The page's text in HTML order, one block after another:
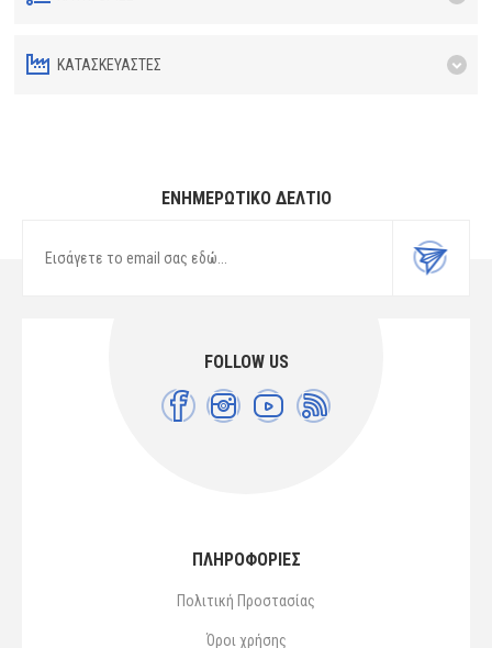
ΚΑΤΑΣΚΕΥΑΣΤΈΣ
ΕΝΗΜΕΡΩΤΙΚΌ ΔΕΛΤΊΟ
FOLLOW US
ΠΛΗΡΟΦΟΡΙΕΣ
Πολιτική Προστασίας
Όροι χρήσης